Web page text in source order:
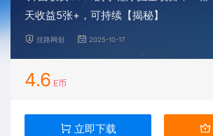
天收益5张+，可持续【揭秘】
丝路网创 2025-10-17
4.6 E币
立即下载